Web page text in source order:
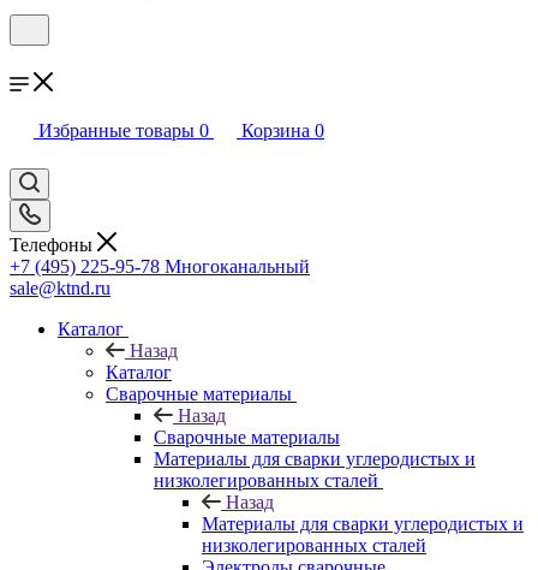
Избранные товары 0 Корзина 0
Телефоны
+7 (495) 225-95-78 Многоканальный
sale@ktnd.ru
Каталог
Назад
Каталог
Сварочные материалы
Назад
Сварочные материалы
Материалы для сварки углеродистых и
низколегированных сталей
Назад
Материалы для сварки углеродистых и
низколегированных сталей